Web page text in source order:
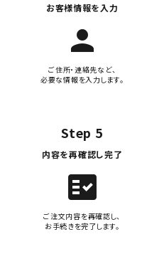
お客様情報を入力
person
ご住所・連絡先など、
必要な情報を入力します。
Step 5
内容を再確認し完了
fact_check
ご注文内容を再確認し、
お手続きを完了します。